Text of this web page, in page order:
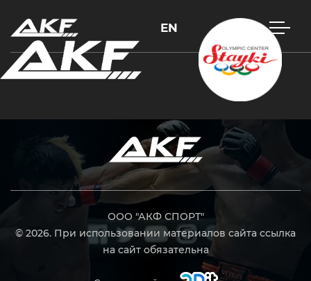
EN
ООО "АКФ СПОРТ"
© 2026. При использовании материалов сайта ссылка
на сайт обязательна
Нажмите Enter для поиска или Esc, чтобы закрыть